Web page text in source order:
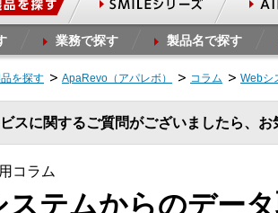
業務で探す 製品名で探す
を探す ApaRevo（アパレボ） コラム Webシ
スに関するご質問がございましたら、お
コラム
ステムからのデー